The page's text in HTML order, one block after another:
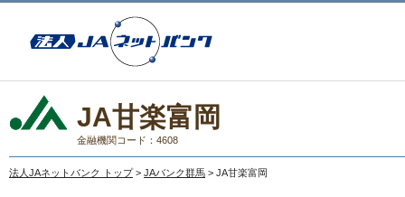
JA甘楽富岡
金融機関コード：4608
法人JAネットバンク トップ > JAバンク群馬 > JA甘楽富岡